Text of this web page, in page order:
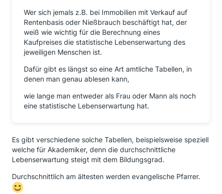
Wer sich jemals z.B. bei Immobilien mit Verkauf auf
Rentenbasis oder Nießbrauch beschäftigt hat, der
weiß wie wichtig für die Berechnung eines
Kaufpreises die statistische Lebenserwartung des
jeweiligen Menschen ist.
Dafür gibt es längst so eine Art amtliche Tabellen, in
denen man genau ablesen kann,
wie lange man entweder als Frau oder Mann als noch
eine statistische Lebenserwartung hat.
Es gibt verschiedene solche Tabellen, beispielsweise speziell
welche für Akademiker, denn die durchschnittliche
Lebenserwartung steigt mit dem Bildungsgrad.
Durchschnittlich am ältesten werden evangelische Pfarrer.